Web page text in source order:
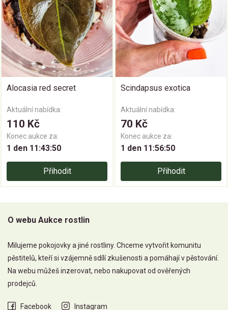
Alocasia red secret
Aktuální nabídka:
110 Kč
Konec aukce za:
1 den 11:43:49
Přihodit
Scindapsus exotica
Aktuální nabídka:
70 Kč
Konec aukce za:
1 den 11:56:49
Přihodit
O webu Aukce rostlin
Milujeme pokojovky a jiné rostliny. Chceme vytvořit komunitu
pěstitelů, kteří si vzájemně sdílí zkušenosti a pomáhají v pěstování.
Na webu můžeš inzerovat, nebo nakupovat od ověřených
prodejců.
Facebook Instagram